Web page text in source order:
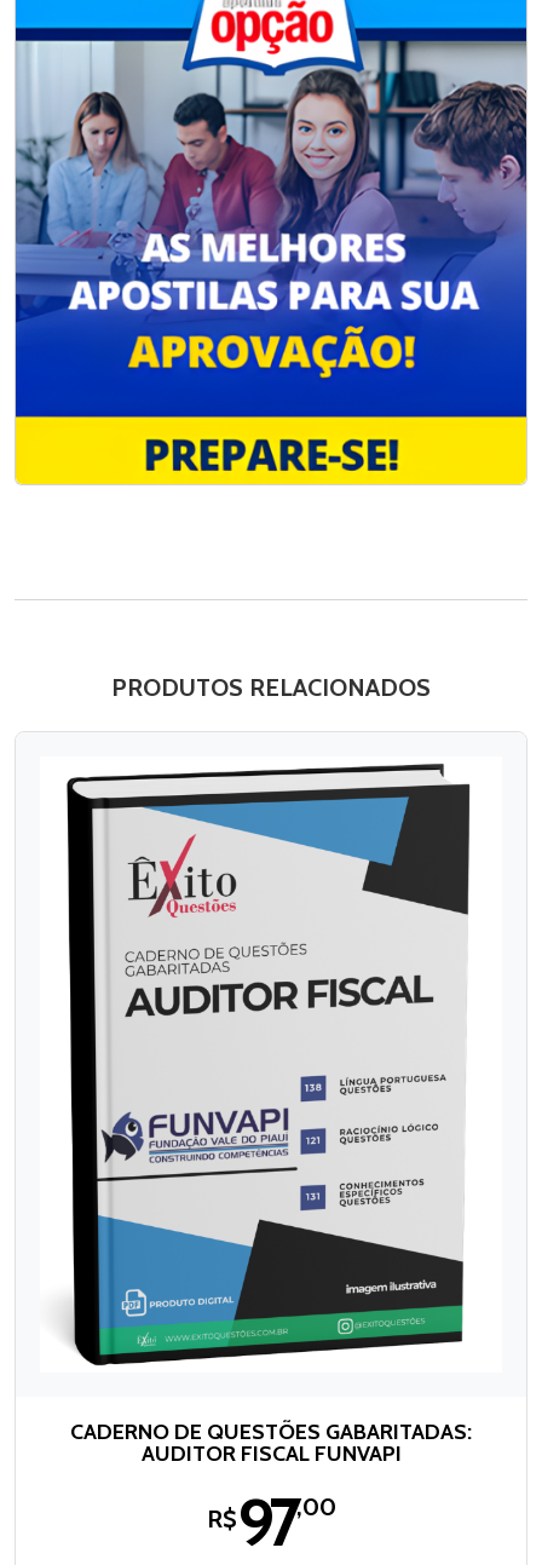
PRODUTOS RELACIONADOS
CADERNO DE QUESTÕES GABARITADAS:
AUDITOR FISCAL FUNVAPI
R$97,00